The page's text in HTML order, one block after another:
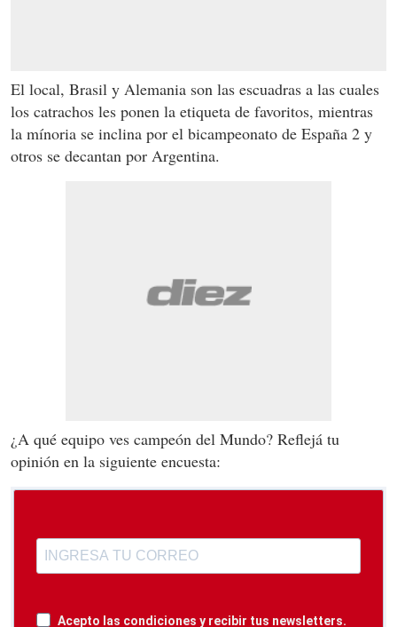
El local, Brasil y Alemania son las escuadras a las cuales
los catrachos les ponen la etiqueta de favoritos, mientras
la mínoria se inclina por el bicampeonato de España 2 y
otros se decantan por Argentina.
¿A qué equipo ves campeón del Mundo? Reflejá tu
opinión en la siguiente encuesta:
Acepto las condiciones y recibir tus newsletters.